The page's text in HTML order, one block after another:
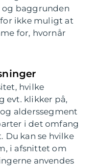
og baggrunden
ikke muligt at
for, hvornår
hvilke
evt. klikker på,
alderssegment
i det omfang
Du kan se hvilke
i afsnittet om
anvendes